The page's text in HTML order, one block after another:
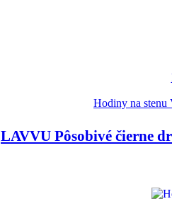
Hodiny na stenu
LAVVU Pôsobivé čierne